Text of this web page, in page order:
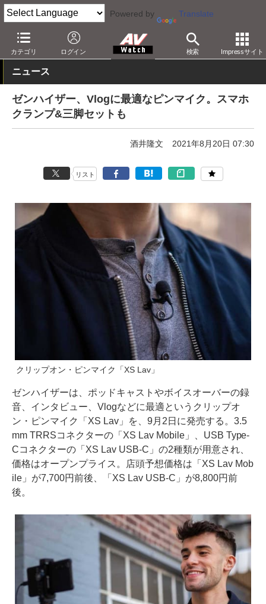
Powered by Translate
カテゴリ ログイン 検索 Impressサイト
AV Watch 製品 AV周辺機器
ニュース
ゼンハイザー、Vlogに最適なピンマイク。スマホ
クランプ&三脚セットも
酒井隆文 2021年8月20日 07:30
リスト
クリップオン・ピンマイク「XS Lav」
ゼンハイザーは、ポッドキャストやボイスオーバーの録
音、インタビュー、Vlogなどに最適というクリップオ
ン・ピンマイク「XS Lav」を、9月2日に発売する。3.5
mm TRRSコネクターの「XS Lav Mobile」、USB Type-
Cコネクターの「XS Lav USB-C」の2種類が用意され、
価格はオープンプライス。店頭予想価格は「XS Lav Mob
ile」が7,700円前後、「XS Lav USB-C」が8,800円前
後。